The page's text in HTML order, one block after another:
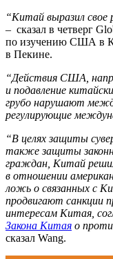
“Китай выразил
– сказал в четверг
по изучению США в
в Пекине.
“Действия США,
и подавление
грубо нарушают
регулирующие
“В целях защиты
также защиты
граждан, Китай
в отношении
ложь о связанных с
продвигают санкции
интересам Китая,
Закона Китая о
сказал Wang.